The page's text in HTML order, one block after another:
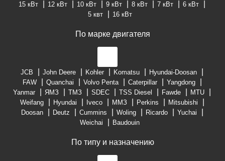
15 кВт
12 кВт 10 кВт 9 кВт 8 кВт 7 кВт
6 кВт
5 квт
16 кВт
По марке двигателя
JCB John Deere Kohler Komatsu
Hyundai-Doosan
FAW
Quanchai Volvo Penta Caterpillar
Yangdong
Yanmar
ЯМЗ ТМЗ SDEC TSS Diesel Fawde
MTU
Weifang
Hyundai Iveco ММЗ Perkins
Mitsubishi
Doosan
Deutz Cummins Woling Ricardo
Yuchai
Weichai
Baudouin
По типу и назначению